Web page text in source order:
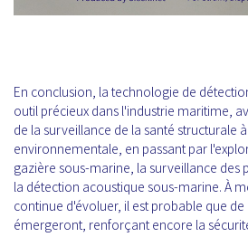
En conclusion, la technologie de
outil précieux dans l'industrie maritime,
de la surveillance de la santé structurale
environnementale, en passant par
gazière sous-marine, la surveillance des
la détection acoustique sous-marine. À
continue d'évoluer, il est probable que
émergeront, renforçant encore la